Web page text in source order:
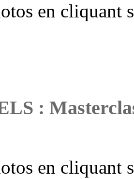
en cliquant
:
en cliquant